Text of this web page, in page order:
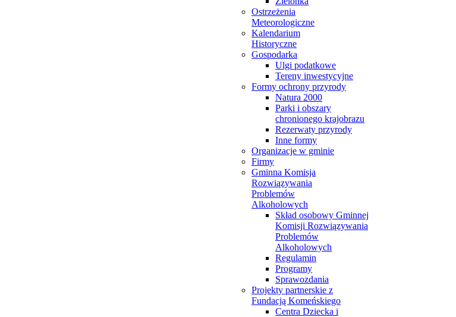
Ostrzeżenia
Meteorologiczne
Kalendarium
Historyczne
Gospodarka
Ulgi podatkowe
Tereny inwestycyjne
Formy ochrony przyrody
Natura 2000
Parki i obszary
chronionego krajobrazu
Rezerwaty przyrody
Inne formy
Organizacje w gminie
Firmy
Gminna Komisja
Rozwiązywania
Problemów
Alkoholowych
Skład osobowy Gminnej
Komisji Rozwiązywania
Problemów
Alkoholowych
Regulamin
Programy
Sprawozdania
Projekty partnerskie z
Fundacją Komeńskiego
Centra Dziecka i